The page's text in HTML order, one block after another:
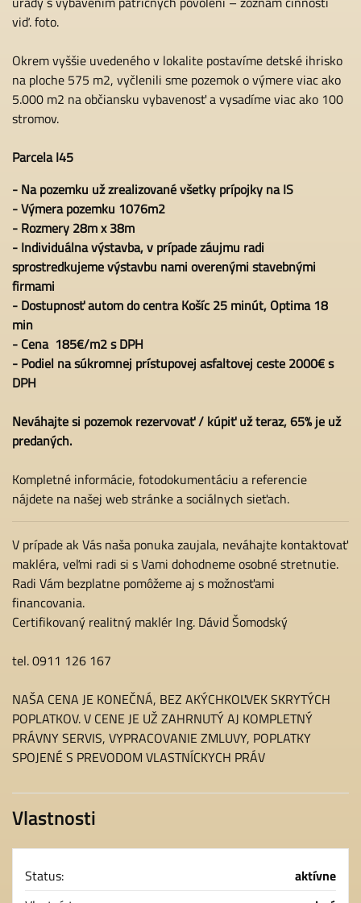
viď. foto.
Okrem vyššie uvedeného v lokalite postavíme detské ihrisko
na ploche 575 m2, vyčlenili sme pozemok o výmere viac ako
5.000 m2 na občiansku vybavenosť a vysadíme viac ako 100
stromov.
Parcela I45
- Na pozemku už zrealizované všetky prípojky na IS
- Výmera pozemku 1076m2
- Rozmery 28m x 38m
- Individuálna výstavba, v prípade záujmu radi
sprostredkujeme výstavbu nami overenými stavebnými
firmami
- Dostupnosť autom do centra Košíc 25 minút, Optima 18
min
- Cena 185€/m2 s DPH
- Podiel na súkromnej prístupovej asfaltovej ceste 2000€ s
DPH
Neváhajte si pozemok rezervovať / kúpiť už teraz, 65% je už
predaných.
Kompletné informácie, fotodokumentáciu a referencie
nájdete na našej web stránke a sociálnych sieťach.
V prípade ak Vás naša ponuka zaujala, neváhajte kontaktovať
makléra, veľmi radi si s Vami dohodneme osobné stretnutie.
Radi Vám bezplatne pomôžeme aj s možnosťami
financovania.
Certifikovaný realitný maklér Ing. Dávid Šomodský
tel. 0911 126 167
NAŠA CENA JE KONEČNÁ, BEZ AKÝCHKOĽVEK SKRYTÝCH
POPLATKOV. V CENE JE UŽ ZAHRNUTÝ AJ KOMPLETNÝ
PRÁVNY SERVIS, VYPRACOVANIE ZMLUVY, POPLATKY
SPOJENÉ S PREVODOM VLASTNÍCKYCH PRÁV
Vlastnosti
Status:
aktívne